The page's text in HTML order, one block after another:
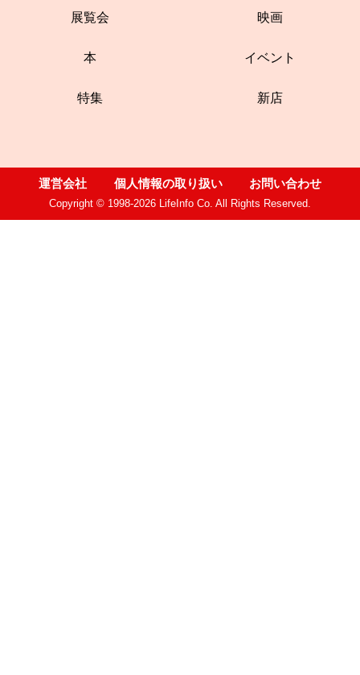
展覧会 映画
本 イベント
特集 新店
運営会社 個人情報の取り扱い お問い合わせ
Copyright © 1998-2026 LifeInfo Co. All Rights Reserved.